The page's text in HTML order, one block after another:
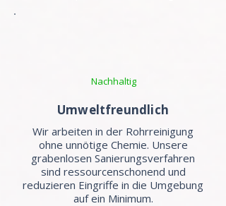
Nachhaltig
Umweltfreundlich
Wir arbeiten in der Rohrreinigung
ohne unnötige Chemie. Unsere
grabenlosen Sanierungsverfahren
sind ressourcenschonend und
reduzieren Eingriffe in die Umgebung
auf ein Minimum.